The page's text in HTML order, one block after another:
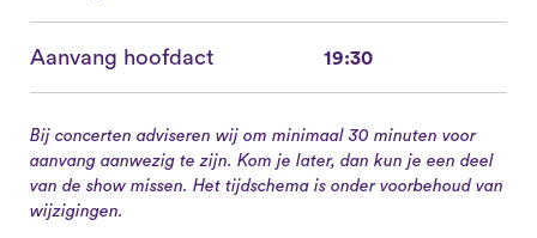
Aanvang hoofdact 19:30
Bij concerten adviseren wij om minimaal 30 minuten voor
aanvang aanwezig te zijn. Kom je later, dan kun je een deel
van de show missen. Het tijdschema is onder voorbehoud van
wijzigingen.